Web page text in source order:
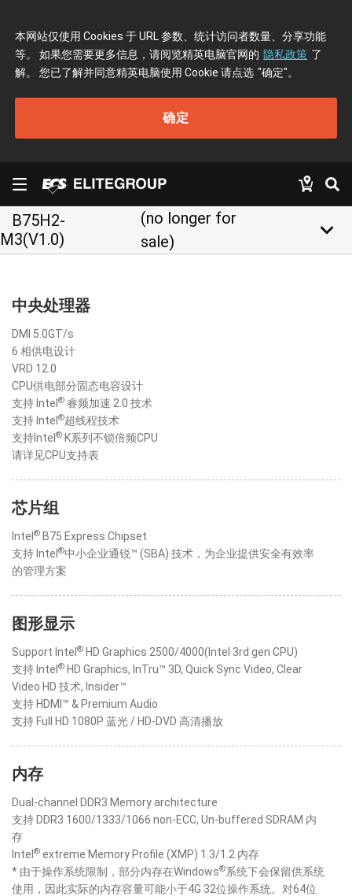
本网站仅使用 Cookies 于 URL 参数、统计访问者数量、分享功能
等。 如果您需要更多信息，请阅览精英电脑官网的 隐私政策 了
解。 您已了解并同意精英电脑使用 Cookie 请点选 "确定"。
确定
B75H2-
M3(V1.0)
(no longer for
sale)
keyboard_arrow_down
中央处理器
DMI 5.0GT/s
6 相供电设计
VRD 12.0
CPU供电部分固态电容设计
支持 Intel ® 睿频加速 2.0 技术
支持 Intel ®超线程技术
支持Intel ® K系列不锁倍频CPU
请详见CPU支持表
芯片组
Intel ® B75 Express Chipset
支持 Intel ®中小企业通锐™ (SBA) 技术，为企业提供安全有效率
的管理方案
图形显示
Support Intel ® HD Graphics 2500/4000(Intel 3rd gen CPU)
支持 Intel ® HD Graphics, InTru™ 3D, Quick Sync Video, Clear
Video HD 技术, Insider™
支持 HDMI™ & Premium Audio
支持 Full HD 1080P 蓝光 / HD-DVD 高清播放
内存
Dual-channel DDR3 Memory architecture
支持 DDR3 1600/1333/1066 non-ECC, Un-buffered SDRAM 内
存
Intel ® extreme Memory Profile (XMP) 1.3/1.2 内存
* 由于操作系统限制，部分内存在Windows®系统下会保留供系统
使用，因此实际的内存容量可能小于4G 32位操作系统。对64位